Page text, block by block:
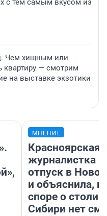
с тем самым вкусом из
Чем хищным или
квартиру — смотрим
на выставке экзотики
МНЕНИЕ
Красноярская
журналистка
отпуск в
и объяснила,
споре о
Сибири нет